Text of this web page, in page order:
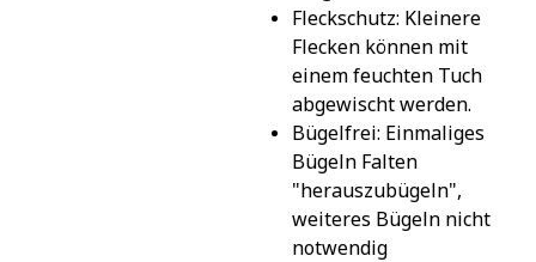
Fleckschutz: Kleinere
Flecken können mit
einem feuchten Tuch
abgewischt werden.
Bügelfrei: Einmaliges
Bügeln Falten
"herauszubügeln",
weiteres Bügeln nicht
notwendig